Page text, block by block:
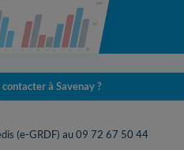
à Savenay ?
(e-GRDF) au 09 72 67 50 44